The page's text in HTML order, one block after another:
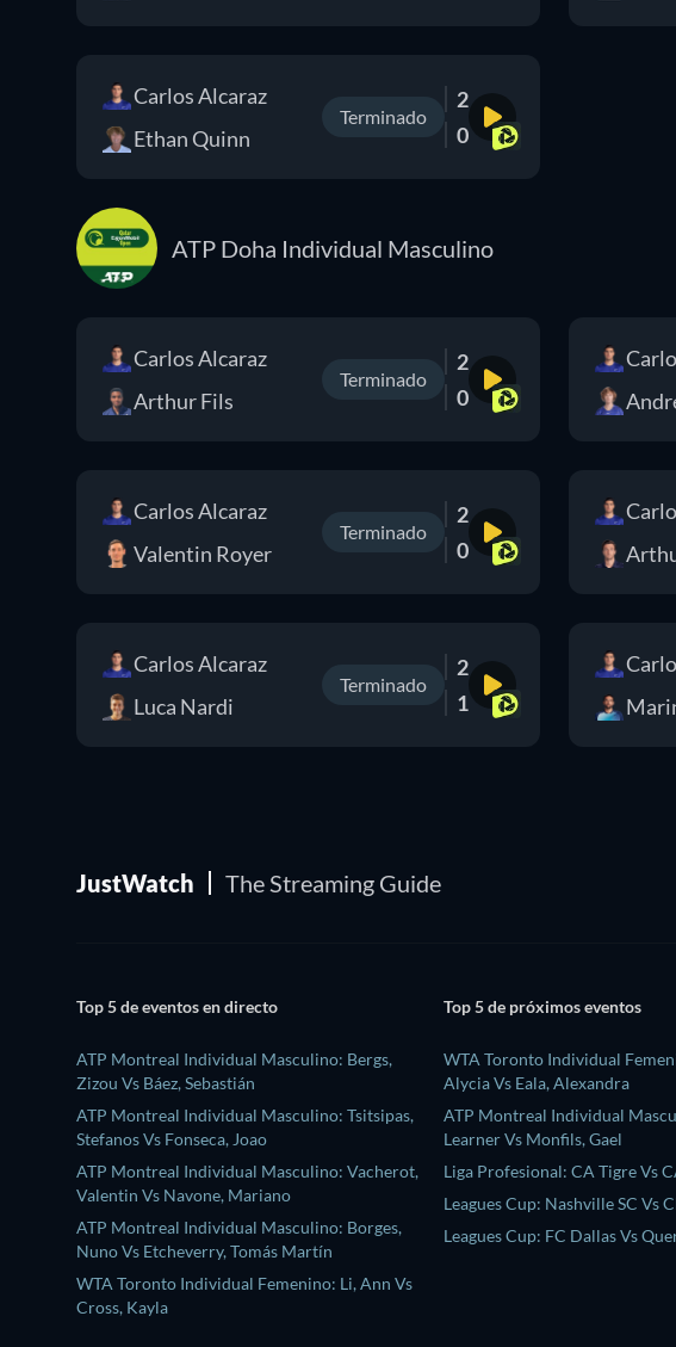
Carlos Alcaraz
Ethan Quinn
Terminado
2
0
ATP Doha Individual Masculino
Carlos Alcaraz
Arthur Fils
Terminado
2
0
Carlos Alcaraz
Valentin Royer
Terminado
2
0
Carlos Alcaraz
Luca Nardi
Terminado
2
1
JustWatch The Streaming Guide
Top 5 de eventos en directo
ATP Montreal Individual Masculino: Bergs,
Zizou Vs Báez, Sebastián
ATP Montreal Individual Masculino: Tsitsipas,
Stefanos Vs Fonseca, Joao
ATP Montreal Individual Masculino: Vacherot,
Valentin Vs Navone, Mariano
ATP Montreal Individual Masculino: Borges,
Nuno Vs Etcheverry, Tomás Martín
WTA Toronto Individual Femenino: Li, Ann Vs
Cross, Kayla
Top 5 de próximos eventos
WTA Toronto Individual
Alycia Vs Eala, Alexandra
ATP Montreal Individual
Learner Vs Monfils, Gael
Liga Profesional: CA Tigre Vs
Leagues Cup: Nashville SC Vs
Leagues Cup: FC Dallas Vs